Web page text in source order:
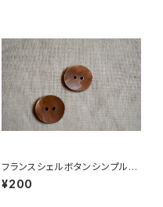
フランスシェルボタンシンプル円
中2個
¥200